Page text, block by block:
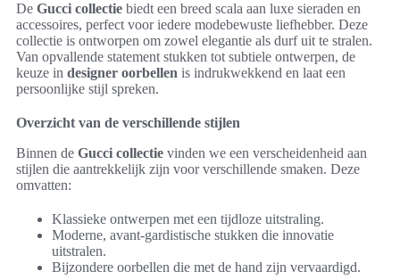
De Gucci collectie biedt een breed scala aan luxe sieraden en
accessoires, perfect voor iedere modebewuste liefhebber. Deze
collectie is ontworpen om zowel elegantie als durf uit te stralen.
Van opvallende statement stukken tot subtiele ontwerpen, de
keuze in designer oorbellen is indrukwekkend en laat een
persoonlijke stijl spreken.
Overzicht van de verschillende stijlen
Binnen de Gucci collectie vinden we een verscheidenheid aan
stijlen die aantrekkelijk zijn voor verschillende smaken. Deze
omvatten:
Klassieke ontwerpen met een tijdloze uitstraling.
Moderne, avant-gardistische stukken die innovatie
uitstralen.
Bijzondere oorbellen die met de hand zijn vervaardigd.